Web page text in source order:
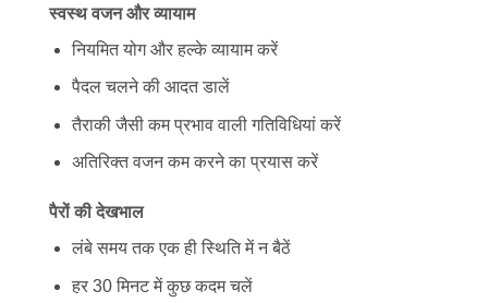
स्वस्थ वजन और व्यायाम
नियमित योग और हल्के व्यायाम करें
पैदल चलने की आदत डालें
तैराकी जैसी कम प्रभाव वाली गतिविधियां करें
अतिरिक्त वजन कम करने का प्रयास करें
पैरों की देखभाल
लंबे समय तक एक ही स्थिति में न बैठें
हर 30 मिनट में कुछ कदम चलें